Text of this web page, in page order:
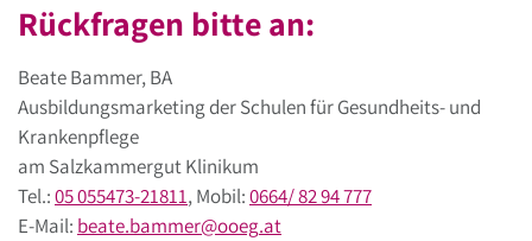
Rückfragen bitte an:
Beate Bammer, BA
Ausbildungsmarketing der Schulen für Gesundheits- und
Krankenpflege
am Salzkammergut Klinikum
Tel.:05 055473-21811, Mobil:0664/ 82 94 777
E-Mail: beate.bammer@ooeg.at